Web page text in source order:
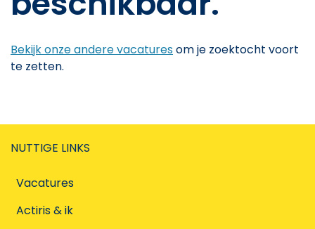
Bekijk onze andere vacaturesom je zoektocht voort
te zetten.
NUTTIGE LINKS
Vacatures
Actiris & ik